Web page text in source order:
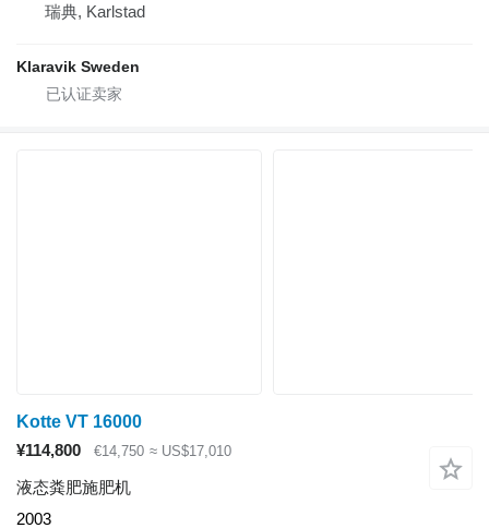
瑞典, Karlstad
Klaravik Sweden
Kotte VT 16000
¥114,800
€14,750 ≈ US$17,010
液态粪肥施肥机
2003